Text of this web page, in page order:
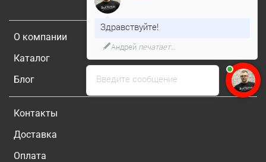
О компании
Каталог
Блог
Контакты
Доставка
Оплата
Введите сообщение
Здравствуйте!
Андрей печатает...